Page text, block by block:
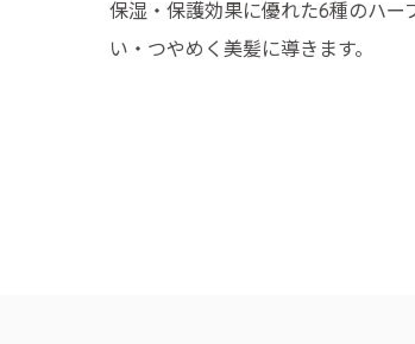
保湿・保護効果に優れた6種のハ
い・つやめく美髪に導きます。